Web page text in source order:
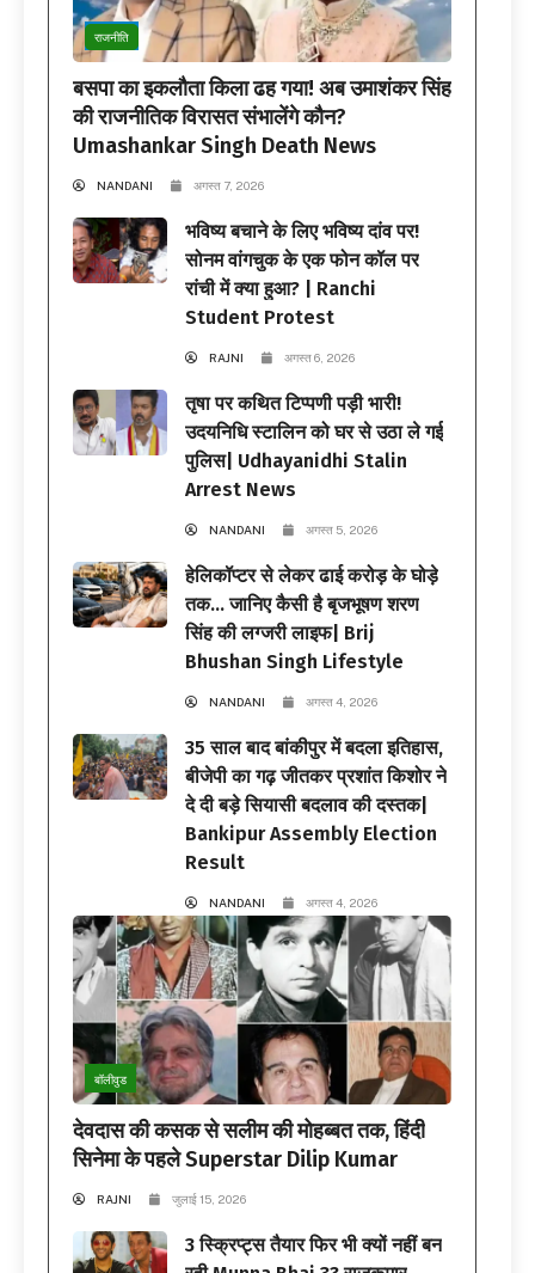
राजनीति
बसपा का इकलौता किला ढह गया! अब उमाशंकर सिंह
की राजनीतिक विरासत संभालेंगे कौन?
Umashankar Singh Death News
NANDANI अगस्त 7, 2026
भविष्य बचाने के लिए भविष्य दांव पर!
सोनम वांगचुक के एक फोन कॉल पर
रांची में क्या हुआ? | Ranchi
Student Protest
RAJNI अगस्त 6, 2026
तृषा पर कथित टिप्पणी पड़ी भारी!
उदयनिधि स्टालिन को घर से उठा ले गई
पुलिस| Udhayanidhi Stalin
Arrest News
NANDANI अगस्त 5, 2026
हेलिकॉप्टर से लेकर ढाई करोड़ के घोड़े
तक… जानिए कैसी है बृजभूषण शरण
सिंह की लग्जरी लाइफ| Brij
Bhushan Singh Lifestyle
NANDANI अगस्त 4, 2026
35 साल बाद बांकीपुर में बदला इतिहास,
बीजेपी का गढ़ जीतकर प्रशांत किशोर ने
दे दी बड़े सियासी बदलाव की दस्तक|
Bankipur Assembly Election
Result
NANDANI अगस्त 4, 2026
बॉलीवुड
देवदास की कसक से सलीम की मोहब्बत तक, हिंदी
सिनेमा के पहले Superstar Dilip Kumar
RAJNI जुलाई 15, 2026
3 स्क्रिप्ट्स तैयार फिर भी क्यों नहीं बन